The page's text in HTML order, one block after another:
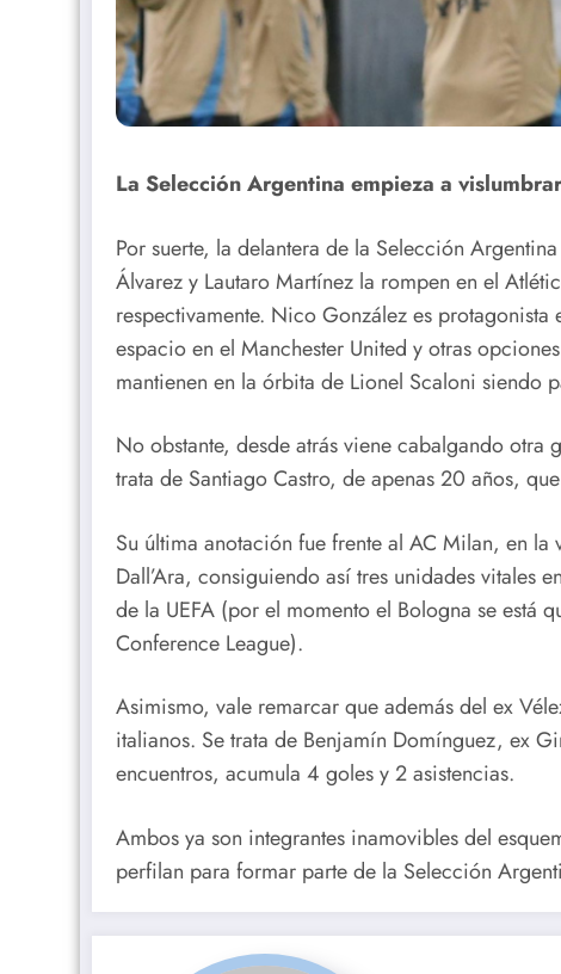
La Selección Argentina empieza a
Por suerte, la delantera de la Selección
Álvarez y Lautaro Martínez la rompen en el
respectivamente. Nico González es
espacio en el Manchester United y otras
mantienen en la órbita de Lionel Scaloni siendo
No obstante, desde atrás viene cabalgando
trata de Santiago Castro, de apenas 20 años,
Su última anotación fue frente al AC Milan, en
Dall’Ara, consiguiendo así tres unidades vitales
de la UEFA (por el momento el Bologna se está
Conference League).
Asimismo, vale remarcar que además del ex
italianos. Se trata de Benjamín Domínguez, ex
encuentros, acumula 4 goles y 2 asistencias.
Ambos ya son integrantes inamovibles del
perfilan para formar parte de la Selección